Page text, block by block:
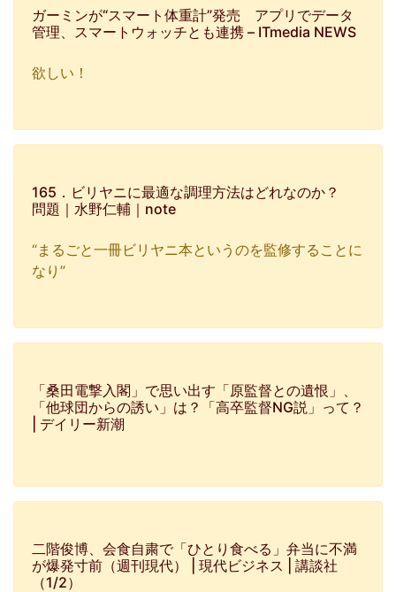
ガーミンが“スマート体重計”発売 アプリでデータ
管理、スマートウォッチとも連携 – ITmedia NEWS
欲しい！
165．ビリヤニに最適な調理方法はどれなのか？
問題｜水野仁輔｜note
“まるごと一冊ビリヤニ本というのを監修することに
なり”
「桑田電撃入閣」で思い出す「原監督との遺恨」、
「他球団からの誘い」は？「高卒監督NG説」って？
| デイリー新潮
二階俊博、会食自粛で「ひとり食べる」弁当に不満
が爆発寸前（週刊現代） | 現代ビジネス | 講談社
（1/2）